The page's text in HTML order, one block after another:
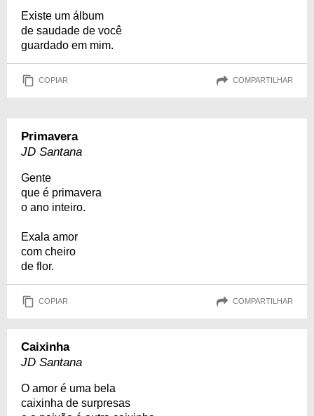
Existe um álbum
de saudade de você
guardado em mim.
COPIAR COMPARTILHAR
Primavera
JD Santana
Gente
que é primavera
o ano inteiro.
Exala amor
com cheiro
de flor.
COPIAR COMPARTILHAR
Caixinha
JD Santana
O amor é uma bela
caixinha de surpresas